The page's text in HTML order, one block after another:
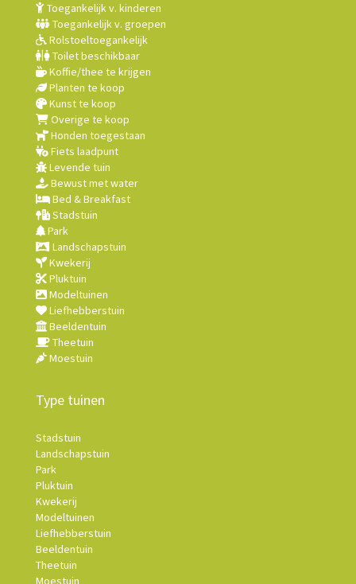
Toegankelijk v. kinderen
Toegankelijk v. groepen
Rolstoeltoegankelijk
Toilet beschikbaar
Koffie/thee te krijgen
Planten te koop
Kunst te koop
Overige te koop
Honden toegestaan
Fiets laadpunt
Levende tuin
Bewust met water
Bed & Breakfast
Stadstuin
Park
Landschapstuin
Kwekerij
Pluktuin
Modeltuinen
Liefhebberstuin
Beeldentuin
Theetuin
Moestuin
Type tuinen
Stadstuin
Landschapstuin
Park
Pluktuin
Kwekerij
Modeltuinen
Liefhebberstuin
Beeldentuin
Theetuin
Moestuin